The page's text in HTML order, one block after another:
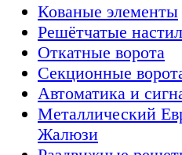
Кованые элементы
Решётчатые
Откатные ворота
Секционные
Автоматика и
Металлический
Жалюзи